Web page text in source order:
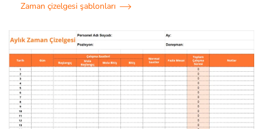
Zaman çizelgesi şablonları